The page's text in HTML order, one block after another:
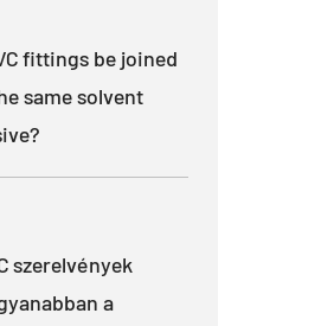
fittings be joined
same solvent
szerelvények
a